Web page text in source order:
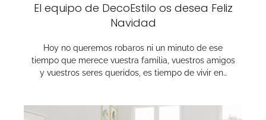
El equipo de DecoEstilo os desea Feliz
Navidad
Hoy no queremos robaros ni un minuto de ese
tiempo que merece vuestra familia, vuestros amigos
y vuestros seres queridos, es tiempo de vivir en…